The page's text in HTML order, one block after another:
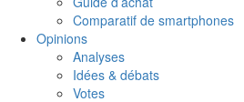
Comparatif de smartphones
Opinions
Analyses
Idées & débats
Votes